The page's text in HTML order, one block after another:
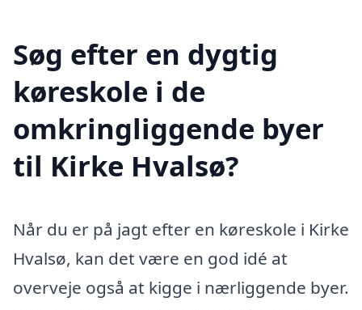
Søg efter en dygtig
køreskole i de
omkringliggende byer
til Kirke Hvalsø?
Når du er på jagt efter en køreskole i Kirke
Hvalsø, kan det være en god idé at
overveje også at kigge i nærliggende byer.